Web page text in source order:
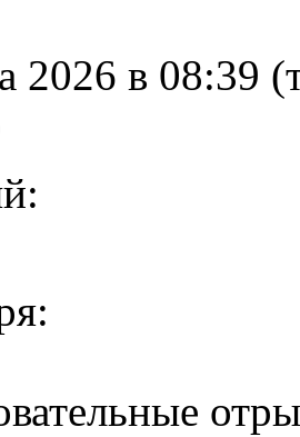
2026 в 08:39